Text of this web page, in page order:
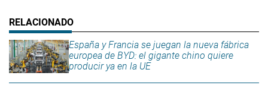
España y Francia se juegan la nueva fábrica
europea de BYD: el gigante chino quiere
producir ya en la UE